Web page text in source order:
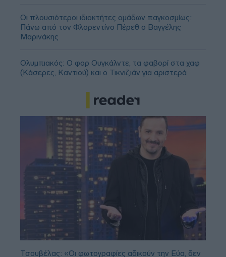
Οι πλουσιότεροι ιδιοκτήτες ομάδων παγκοσμίως:
Πάνω από τον Φλορεντίνο Πέρεθ ο Βαγγέλης
Μαρινάκης
Ολυμπιακός: Ο φορ Ουγκάλντε, τα φαβορί στα χαφ
(Κάσερες, Καντιού) και ο Τικνιζιάν για αριστερά
Τσουβέλας: «Οι φωτογραφίες αδικούν την Εύα, δεν